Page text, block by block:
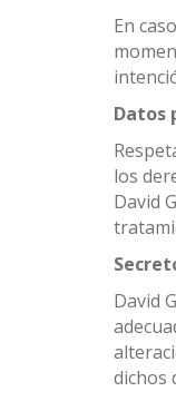
En
Datos
los
David
David
dichos